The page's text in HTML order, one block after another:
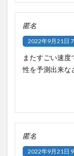
匿名
2022年9月21日
またすごい速
性を予測出来な
匿名
2022年9月21日